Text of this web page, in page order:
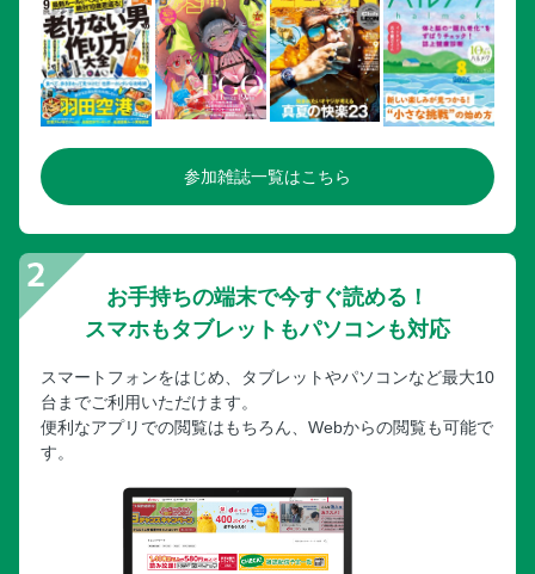
参加雑誌一覧はこちら
お手持ちの端末で今すぐ読める！
スマホもタブレットもパソコンも対応
スマートフォンをはじめ、タブレットやパソコンなど最大10
台までご利用いただけます。
便利なアプリでの閲覧はもちろん、Webからの閲覧も可能で
す。